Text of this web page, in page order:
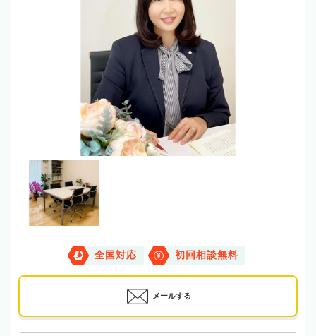
全国対応 初回相談無料
メールする